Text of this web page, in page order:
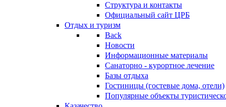
Структура и контакты
Официальный сайт ЦРБ
Отдых и туризм
Back
Новости
Информационные материалы
Санаторно - курортное лечение
Базы отдыха
Гостиницы (гостевые дома, отели)
Популярные объекты